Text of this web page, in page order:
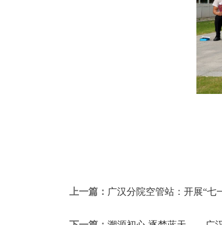
上一篇： 广汉分院空管站：开展“七